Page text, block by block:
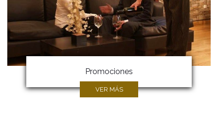
Promociones
VER MÁS